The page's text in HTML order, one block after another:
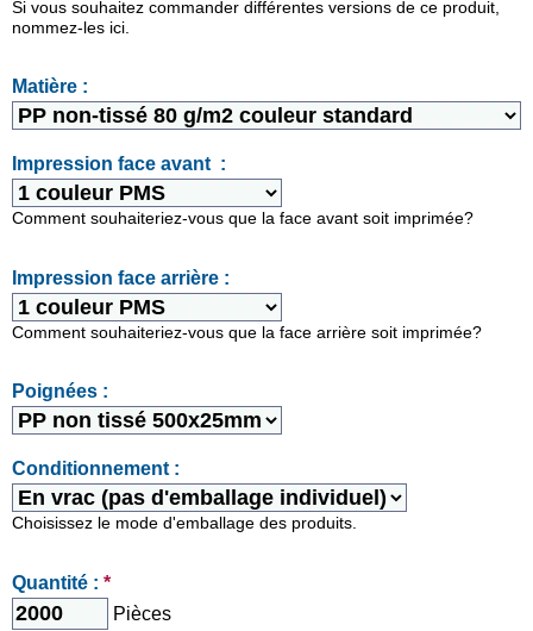
Si vous souhaitez commander différentes versions de ce produit,
nommez-les ici.
Matière :
Impression face avant :
Comment souhaiteriez-vous que la face avant soit imprimée?
Impression face arrière :
Comment souhaiteriez-vous que la face arrière soit imprimée?
Poignées :
Conditionnement :
Choisissez le mode d'emballage des produits.
Quantité : *
Pièces